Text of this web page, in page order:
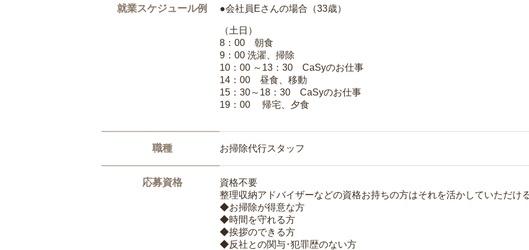
就業スケジュール例 ●会社員Eさんの場合（33歳）
（土日）
8：00 朝食
9：00 洗濯、掃除
10：00 ～13：30 CaSyのお仕事
14：00 昼食、移動
15：30～18：30 CaSyのお仕事
19：00 帰宅、夕食
職種 お掃除代行スタッフ
応募資格
資格不要
整理収納アドバイザーなどの資格お持ちの方はそれを活かしていただけ
◆お掃除が得意な方
◆時間を守れる方
◆挨拶のできる方
◆反社との関与･犯罪歴のない方